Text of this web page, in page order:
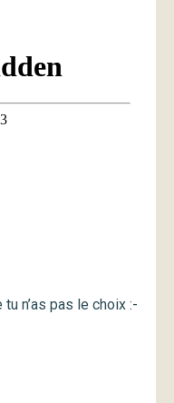
n’as pas le choix :-